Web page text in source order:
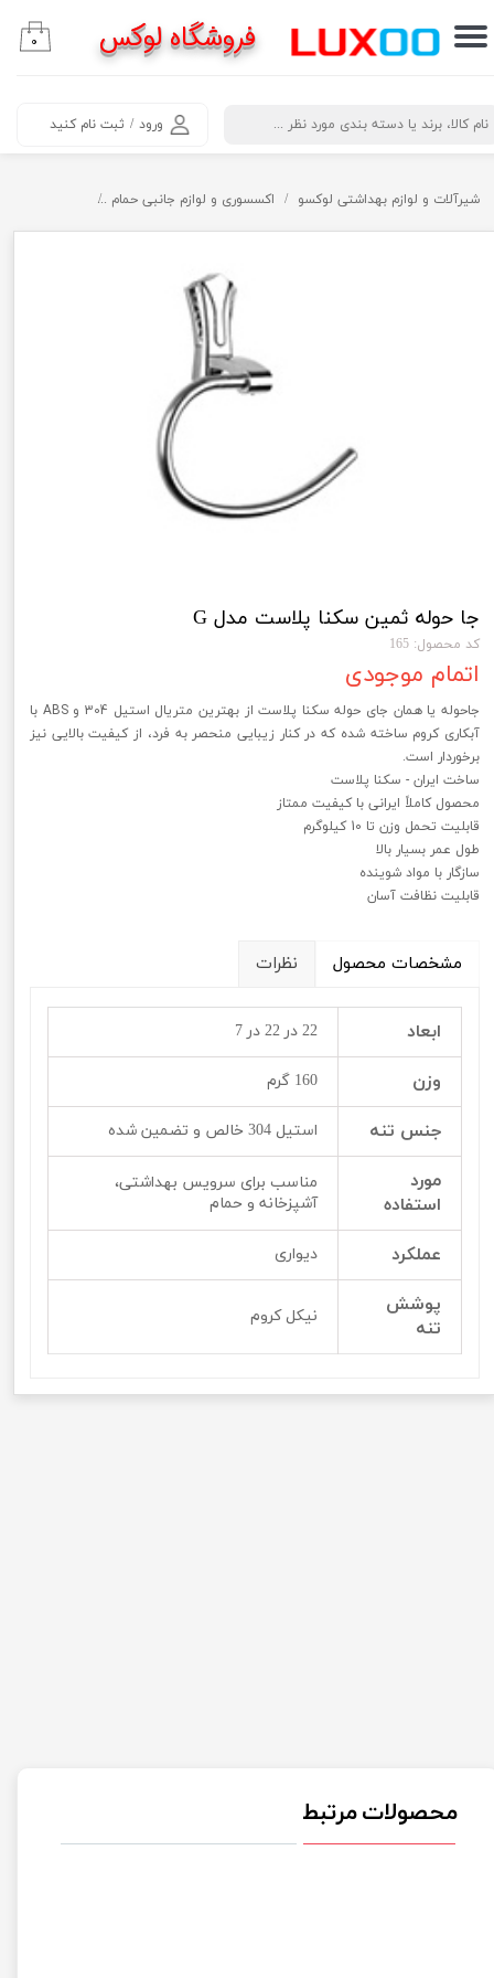
​جستجو ورود / ثبت نام کنید
حساب کاربری من
خروج از حساب کاربری
۰ فروشگاه لوکس
شیرآلات و لوازم بهداشتی لوکسو اکسسوری و لوازم جانبی حمام
جا حوله ثمین سکنا پلاست مدل G
کد محصول: 165
اتمام موجودی
جاحوله یا همان جای حوله سکنا پلاست از بهترین متریال استیل 304 و ABS با
آبکاری کروم ساخته شده که در کنار زیبایی منحصر به فرد، از کیفیت بالایی نیز
برخوردار است.
ساخت ایران - سکنا پلاست
محصول کاملاً ایرانی با کیفیت ممتاز
قابلیت تحمل وزن تا 10 کیلوگرم
طول عمر بسیار بالا
سازگار با مواد شوینده
قابلیت نظافت آسان
مشخصات محصول نظرات
ابعاد 22 در 22 در 7
وزن 160 گرم
جنس تنه استیل 304 خالص و تضمین شده
مورد
استفاده
مناسب برای سرویس بهداشتی،
آشپزخانه و حمام
عملکرد دیواری
پوشش
تنه
نیکل کروم
محصولات مرتبط